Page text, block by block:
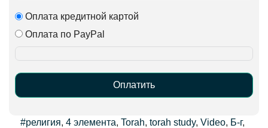
Оплата кредитной картой
Оплата по PayPal
Оплатить
Alternative:
#религия, 4 элемента, Torah, torah study, Video, Б-г,